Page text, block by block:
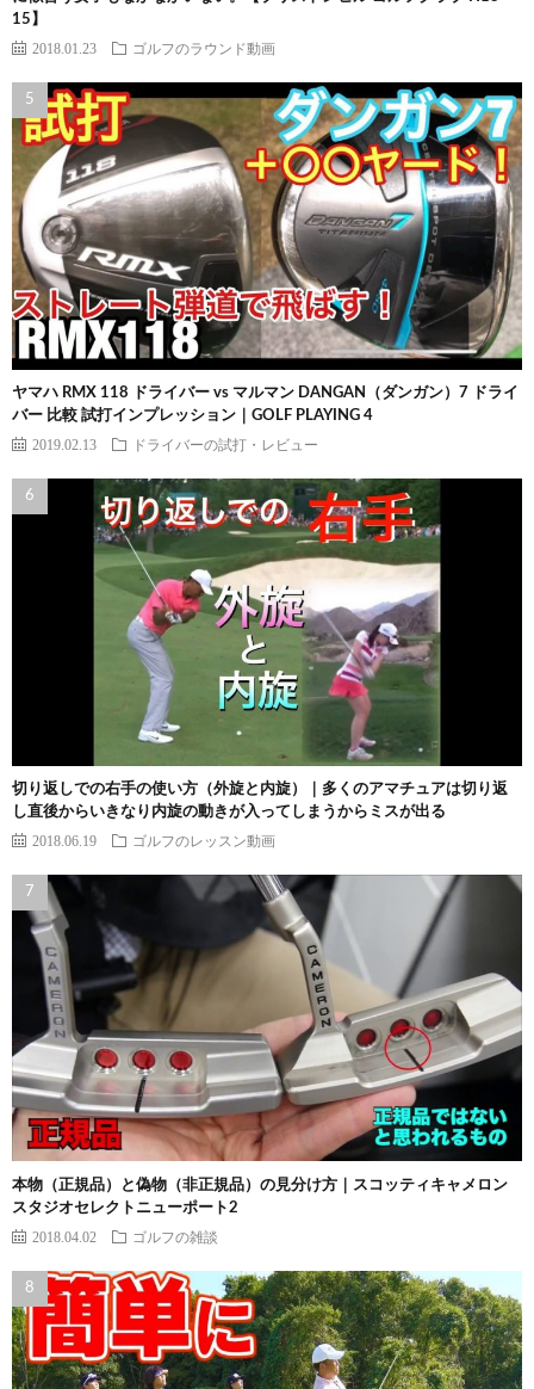
15】
2018.01.23 ゴルフのラウンド動画
ヤマハ RMX 118 ドライバー vs マルマン DANGAN（ダンガン）7 ドライ
バー 比較 試打インプレッション｜GOLF PLAYING 4
2019.02.13 ドライバーの試打・レビュー
切り返しでの右手の使い方（外旋と内旋）｜多くのアマチュアは切り返
し直後からいきなり内旋の動きが入ってしまうからミスが出る
2018.06.19 ゴルフのレッスン動画
本物（正規品）と偽物（非正規品）の見分け方｜スコッティキャメロン
スタジオセレクトニューポート2
2018.04.02 ゴルフの雑談